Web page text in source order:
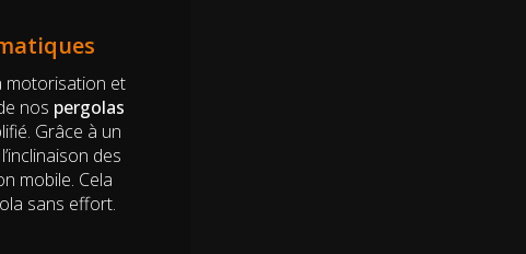
motorisation et
nos pergolas
Grâce à un
des
mobile. Cela
sans effort.